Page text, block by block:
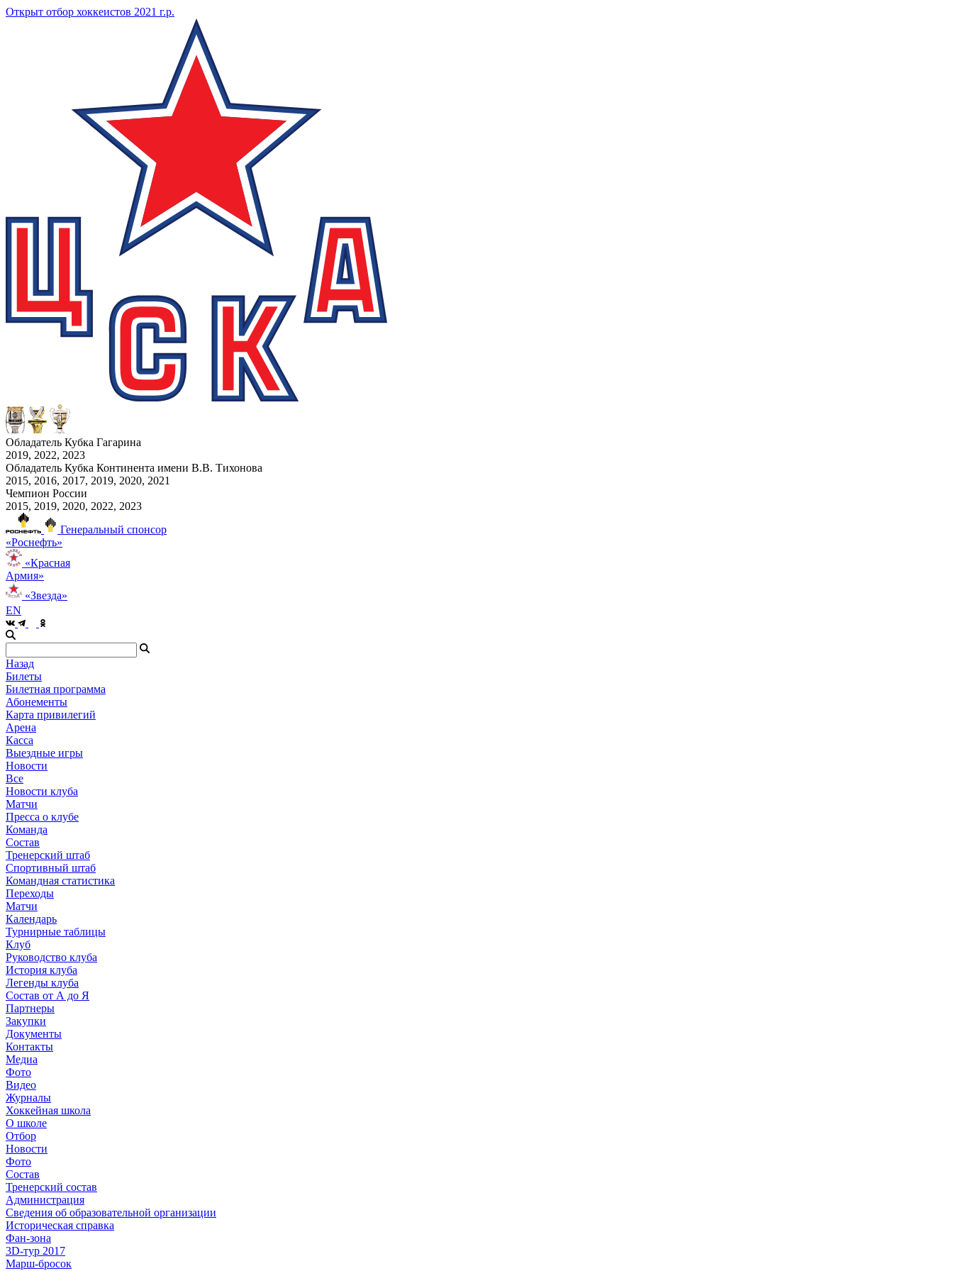
Открыт отбор хоккеистов 2021 г.р.
Обладатель Кубка Гагарина
2019, 2022, 2023
Обладатель Кубка Континента имени В.В. Тихонова
2015, 2016, 2017, 2019, 2020, 2021
Чемпион России
2015, 2019, 2020, 2022, 2023
Генеральный спонсор
«Роснефть»
«Красная
Армия»
«Звезда»
EN
Назад
Билеты
Билетная программа
Абонементы
Карта привилегий
Арена
Касса
Выездные игры
Новости
Все
Новости клуба
Матчи
Пресса о клубе
Команда
Состав
Тренерский штаб
Спортивный штаб
Командная статистика
Переходы
Матчи
Календарь
Турнирные таблицы
Клуб
Руководство клуба
История клуба
Легенды клуба
Состав от А до Я
Партнеры
Закупки
Документы
Контакты
Медиа
Фото
Видео
Журналы
Хоккейная школа
О школе
Отбор
Новости
Фото
Состав
Тренерский состав
Администрация
Сведения об образовательной организации
Историческая справка
Фан-зона
3D-тур 2017
Марш-бросок